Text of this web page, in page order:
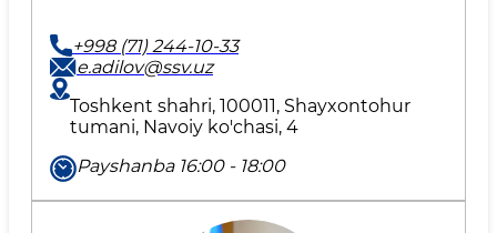
+998 (71) 244-10-33
e.adilov@ssv.uz
Toshkent shahri, 100011, Shayxontohur
tumani, Navoiy ko'chasi, 4
Payshanba 16:00 - 18:00